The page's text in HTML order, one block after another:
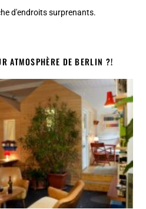
d'endroits surprenants.
ATMOSPHÈRE DE BERLIN ?!